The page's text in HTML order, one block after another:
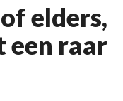
elders,
een raar